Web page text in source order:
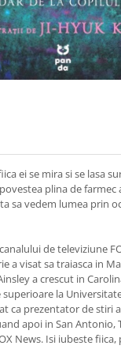
ei se mira si se lasa
plina de farmec
sa vedem lumea prin
de televiziune
a visat sa traiasca in
a crescut in
la
ca prezentator de stiri
apoi in San Antonio,
News. Isi iubeste